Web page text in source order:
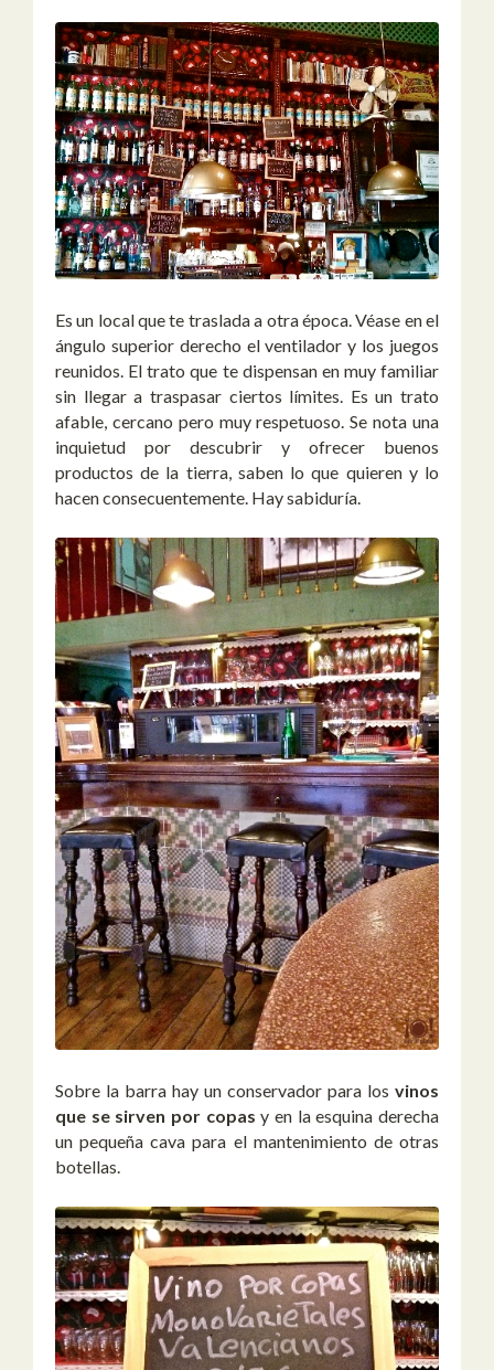
Es un local que te traslada a otra época. Véase en el
ángulo superior derecho el ventilador y los juegos
reunidos. El trato que te dispensan en muy familiar
sin llegar a traspasar ciertos límites. Es un trato
afable, cercano pero muy respetuoso. Se nota una
inquietud por descubrir y ofrecer buenos
productos de la tierra, saben lo que quieren y lo
hacen consecuentemente. Hay sabiduría.
Sobre la barra hay un conservador para los vinos
que se sirven por copas y en la esquina derecha
un pequeña cava para el mantenimiento de otras
botellas.